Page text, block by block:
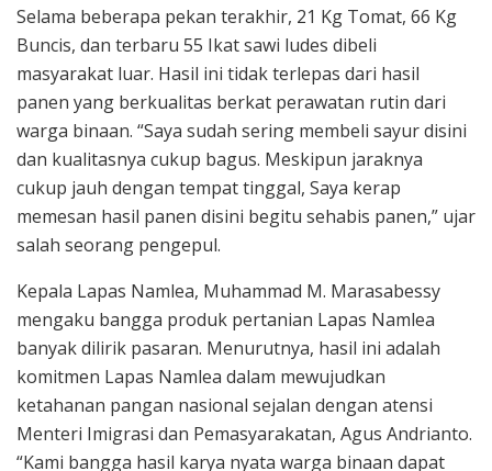
Selama beberapa pekan terakhir, 21 Kg Tomat, 66 Kg
Buncis, dan terbaru 55 Ikat sawi ludes dibeli
masyarakat luar. Hasil ini tidak terlepas dari hasil
panen yang berkualitas berkat perawatan rutin dari
warga binaan. “Saya sudah sering membeli sayur disini
dan kualitasnya cukup bagus. Meskipun jaraknya
cukup jauh dengan tempat tinggal, Saya kerap
memesan hasil panen disini begitu sehabis panen,” ujar
salah seorang pengepul.
Kepala Lapas Namlea, Muhammad M. Marasabessy
mengaku bangga produk pertanian Lapas Namlea
banyak dilirik pasaran. Menurutnya, hasil ini adalah
komitmen Lapas Namlea dalam mewujudkan
ketahanan pangan nasional sejalan dengan atensi
Menteri Imigrasi dan Pemasyarakatan, Agus Andrianto.
“Kami bangga hasil karya nyata warga binaan dapat